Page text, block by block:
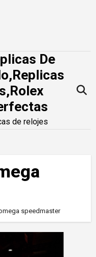
De
de relojes
speedmaster